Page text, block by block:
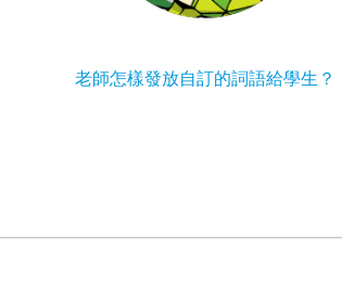
老師怎樣發放自訂的詞語給學生？